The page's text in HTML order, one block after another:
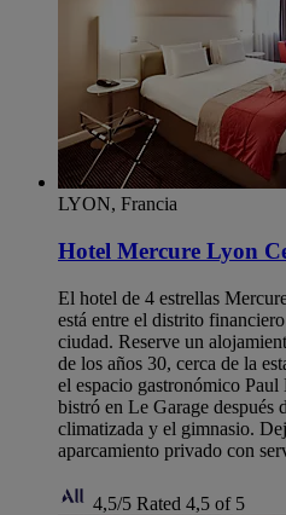
LYON, Francia
Hotel Mercure Lyon
El hotel de 4 estrellas
está entre el distrito
ciudad. Reserve un
de los años 30, cerca de la
el espacio gastronómico
bistró en Le Garage después
climatizada y el gimnasio.
aparcamiento privado con
4,5/5 Rated 4,5 of 5